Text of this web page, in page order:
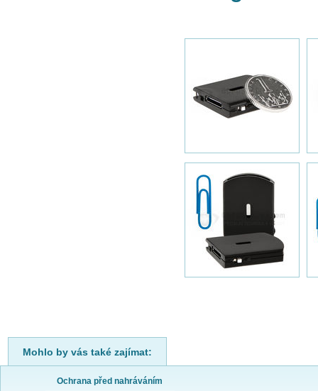
Mohlo by vás také zajímat:
Ochrana před nahráváním